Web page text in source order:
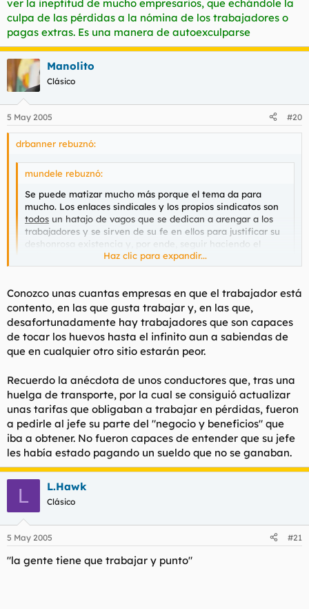
ver la ineptitud de mucho empresarios, que echándole la
culpa de las pérdidas a la nómina de los trabajadores o
pagas extras. Es una manera de autoexculparse
Manolito
Clásico
5 May 2005 #20
drbanner rebuznó:
mundele rebuznó:
Se puede matizar mucho más porque el tema da para
mucho. Los enlaces sindicales y los propios sindicatos son
todos un hatajo de vagos que se dedican a arengar a los
trabajadores y se sirven de su fe en ellos para justificar su
deshonrosa existencia y, por ende, seguir haciendo el
Haz clic para expandir...
Esas empresas,mundele, no existen, son una utopía o sólo las
grandes empresas con muchos beneficios son las que
realmente tienen contento al trabajador. Estamos en el país del
pillaje, no lo olvides, y no hay mejor manera de ver la ineptitud
de mucho empresarios, que echándole la culpa de las pérdidas
de autoexculparse
Haz clic para expandir...
Conozco unas cuantas empresas en que el trabajador está
contento, en las que gusta trabajar y, en las que,
desafortunadamente hay trabajadores que son capaces
de tocar los huevos hasta el infinito aun a sabiendas de
que en cualquier otro sitio estarán peor.
Recuerdo la anécdota de unos conductores que, tras una
huelga de transporte, por la cual se consiguió actualizar
unas tarifas que obligaban a trabajar en pérdidas, fueron
a pedirle al jefe su parte del "negocio y beneficios" que
iba a obtener. No fueron capaces de entender que su jefe
les había estado pagando un sueldo que no se ganaban.
L L.Hawk
Clásico
5 May 2005 #21
"la gente tiene que trabajar y punto"